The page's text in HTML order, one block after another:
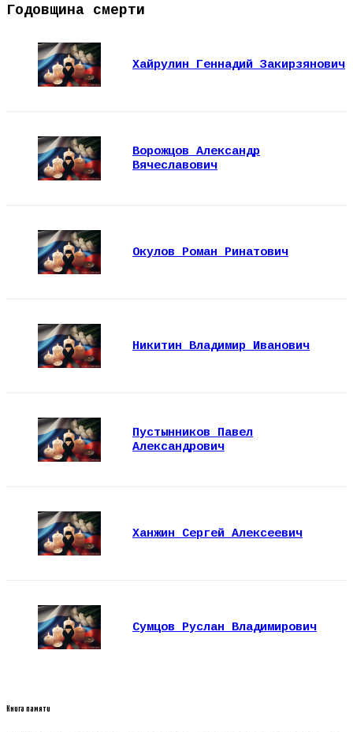
Годовщина смерти
Хайрулин Геннадий Закирзянович
Ворожцов Александр
Вячеславович
Окулов Роман Ринатович
Никитин Владимир Иванович
Пустынников Павел
Александрович
Ханжин Сергей Алексеевич
Сумцов Руслан Владимирович
Книга памяти